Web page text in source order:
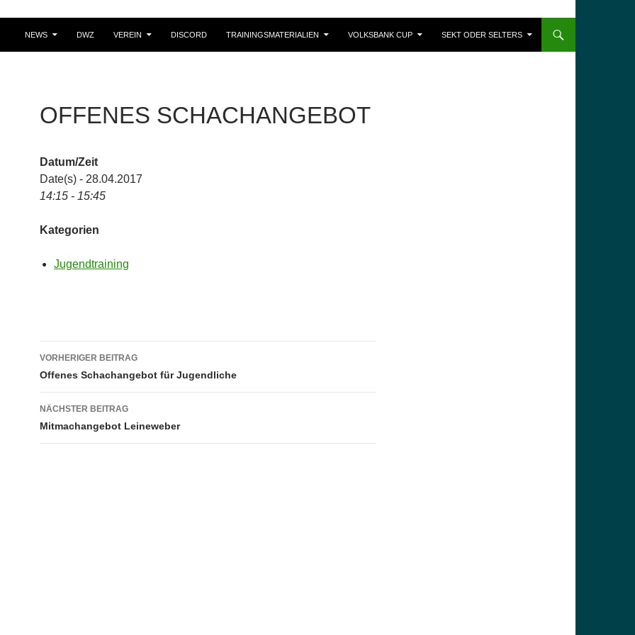
NEWS DWZ VEREIN DISCORD TRAININGSMATERIALIEN VOLKSBANK CUP SEKT ODER SELTERS
OFFENES SCHACHANGEBOT
Datum/Zeit
Date(s) - 28.04.2017
14:15 - 15:45
Kategorien
Jugendtraining
Beitragsnavigation
VORHERIGER BEITRAG
Offenes Schachangebot für Jugendliche
NÄCHSTER BEITRAG
Mitmachangebot Leineweber